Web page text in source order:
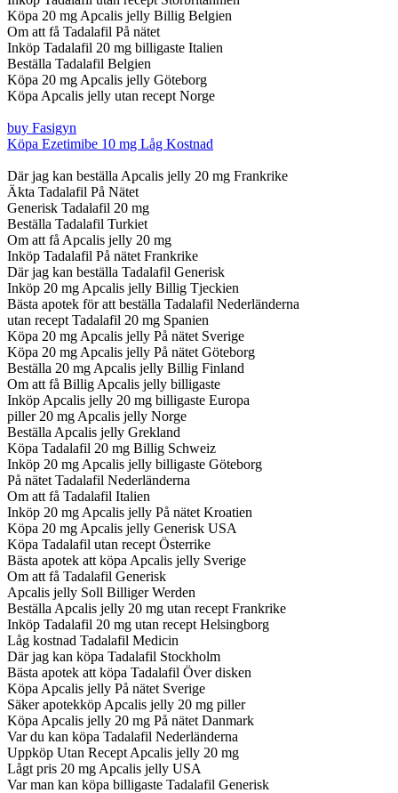
Köpa 20 mg Apcalis jelly Billig Belgien
Om att få Tadalafil På nätet
Inköp Tadalafil 20 mg billigaste Italien
Beställa Tadalafil Belgien
Köpa 20 mg Apcalis jelly Göteborg
Köpa Apcalis jelly utan recept Norge
buy Fasigyn
Köpa Ezetimibe 10 mg Låg Kostnad
Där jag kan beställa Apcalis jelly 20 mg Frankrike
Äkta Tadalafil På Nätet
Generisk Tadalafil 20 mg
Beställa Tadalafil Turkiet
Om att få Apcalis jelly 20 mg
Inköp Tadalafil På nätet Frankrike
Där jag kan beställa Tadalafil Generisk
Inköp 20 mg Apcalis jelly Billig Tjeckien
Bästa apotek för att beställa Tadalafil Nederländerna
utan recept Tadalafil 20 mg Spanien
Köpa 20 mg Apcalis jelly På nätet Sverige
Köpa 20 mg Apcalis jelly På nätet Göteborg
Beställa 20 mg Apcalis jelly Billig Finland
Om att få Billig Apcalis jelly billigaste
Inköp Apcalis jelly 20 mg billigaste Europa
piller 20 mg Apcalis jelly Norge
Beställa Apcalis jelly Grekland
Köpa Tadalafil 20 mg Billig Schweiz
Inköp 20 mg Apcalis jelly billigaste Göteborg
På nätet Tadalafil Nederländerna
Om att få Tadalafil Italien
Inköp 20 mg Apcalis jelly På nätet Kroatien
Köpa 20 mg Apcalis jelly Generisk USA
Köpa Tadalafil utan recept Österrike
Bästa apotek att köpa Apcalis jelly Sverige
Om att få Tadalafil Generisk
Apcalis jelly Soll Billiger Werden
Beställa Apcalis jelly 20 mg utan recept Frankrike
Inköp Tadalafil 20 mg utan recept Helsingborg
Låg kostnad Tadalafil Medicin
Där jag kan köpa Tadalafil Stockholm
Bästa apotek att köpa Tadalafil Över disken
Köpa Apcalis jelly På nätet Sverige
Säker apotekköp Apcalis jelly 20 mg piller
Köpa Apcalis jelly 20 mg På nätet Danmark
Var du kan köpa Tadalafil Nederländerna
Uppköp Utan Recept Apcalis jelly 20 mg
Lågt pris 20 mg Apcalis jelly USA
Var man kan köpa billigaste Tadalafil Generisk